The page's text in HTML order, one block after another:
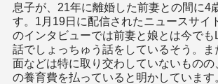
息子が、21年に離婚した前妻との間に4
す。1月19日に配信されたニュースサイ
のインタビューでは前妻と娘とは今でも
話でしょっちゅう話をしているそう。
面などは特に取り交わしていないものの
の養育費を払っていると明かしていま